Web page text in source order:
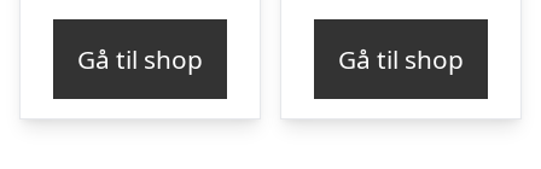
Gå til shop Gå til shop